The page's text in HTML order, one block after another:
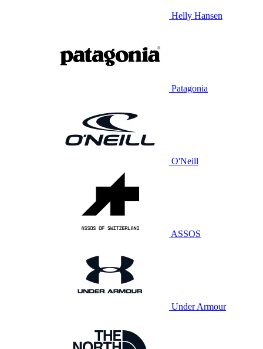
Helly Hansen
Patagonia
O'Neill
ASSOS
Under Armour